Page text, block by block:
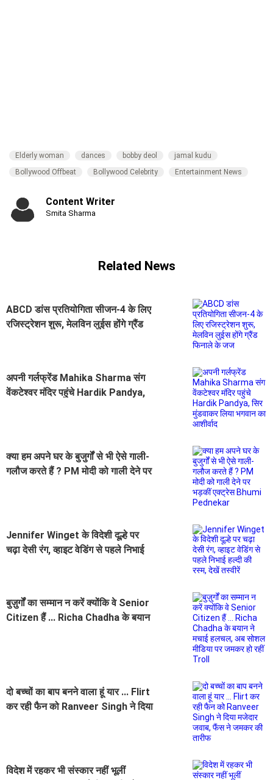
Elderly woman dances bobby deol
jamal kudu
Bollywood Offbeat
Bollywood Celebrity Entertainment News
Content Writer
Smita Sharma
Related News
ABCD डांस प्रतियोगिता सीजन-4 के लिए
रजिस्ट्रेशन शुरू, मेलविन लुईस होंगे ग्रैंड
अपनी गर्लफ्रेंड Mahika Sharma संग
वेंकटेश्वर मंदिर पहुंचे Hardik Pandya,
क्या हम अपने घर के बुजुर्गों से भी ऐसे गाली-
गलौज करते हैं ? PM मोदी को गाली देने पर
Jennifer Winget के विदेशी दूल्हे पर
चढ़ा देसी रंग, व्हाइट वेडिंग से पहले निभाई
बुज़ुर्गों का सम्मान न करें क्योंकि वे Senior
Citizen हैं ... Richa Chadha के बयान
दो बच्चों का बाप बनने वाला हूं यार ... Flirt
कर रही फैन को Ranveer Singh ने दिया
विदेश में रहकर भी संस्कार नहीं भूलीं